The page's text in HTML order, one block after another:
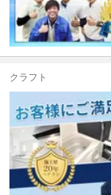
クラフト